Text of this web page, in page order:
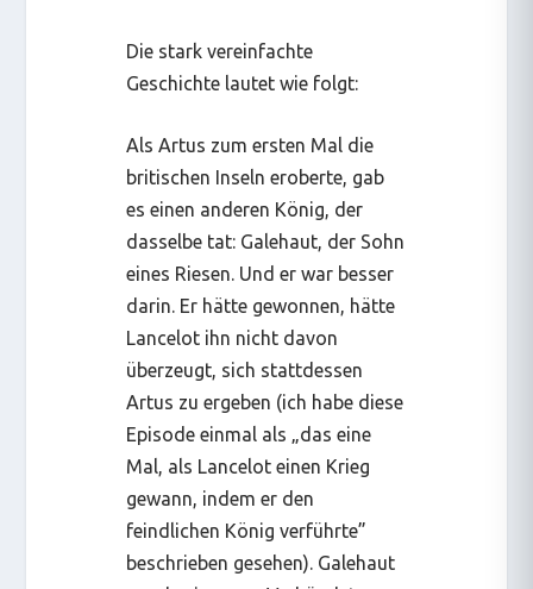
Die stark vereinfachte
Geschichte lautet wie folgt:
Als Artus zum ersten Mal die
britischen Inseln eroberte, gab
es einen anderen König, der
dasselbe tat: Galehaut, der Sohn
eines Riesen. Und er war besser
darin. Er hätte gewonnen, hätte
Lancelot ihn nicht davon
überzeugt, sich stattdessen
Artus zu ergeben (ich habe diese
Episode einmal als „das eine
Mal, als Lancelot einen Krieg
gewann, indem er den
feindlichen König verführte”
beschrieben gesehen). Galehaut